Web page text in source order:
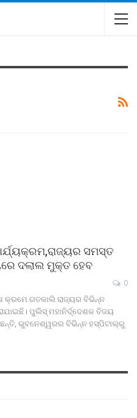
ସମସ୍ତ
ଦଲାଲ ମୁକ୍ତ ହେବ
0
କ୍ରମେ ଗତକାଲି ରାଜ୍ୟର ବିଭିନ୍ନ
ପୁଲିସ୍‍ ମହାନିର୍ଦ୍ଦେଶକ ବିଜୟ
ଭୁବନେଶ୍ୱରର ବିଭିନ୍ନ ହସ୍ପିଟାଲ୍‍ରୁ